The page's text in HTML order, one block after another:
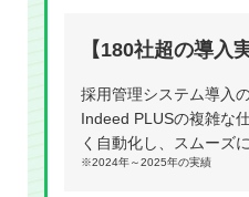
【180社超の導入
採用管理システム導入
Indeed PLUSの複雑な
く自動化し、スムーズ
※2024年～2025年の実績